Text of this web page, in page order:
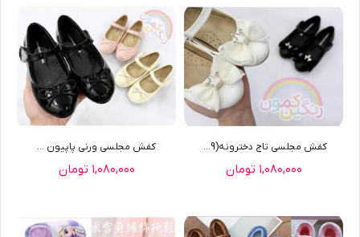
کفش مجلسي تاج دخترونه(9629)
۱,۰۸۰,۰۰۰ تومان
کفش مجلسي ورني پاپيون ...
۱,۰۸۰,۰۰۰ تومان